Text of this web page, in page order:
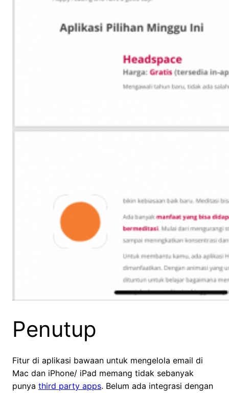
Penutup
Fitur di aplikasi bawaan untuk mengelola email di
Mac dan iPhone/ iPad memang tidak sebanyak
punya third party apps. Belum ada integrasi dengan